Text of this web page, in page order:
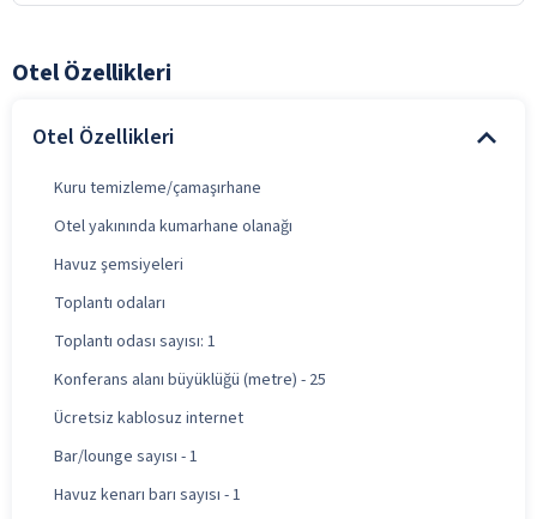
Otel Özellikleri
Otel Özellikleri
Kuru temizleme/çamaşırhane
Otel yakınında kumarhane olanağı
Havuz şemsiyeleri
Toplantı odaları
Toplantı odası sayısı: 1
Konferans alanı büyüklüğü (metre) - 25
Ücretsiz kablosuz internet
Bar/lounge sayısı - 1
Havuz kenarı barı sayısı - 1